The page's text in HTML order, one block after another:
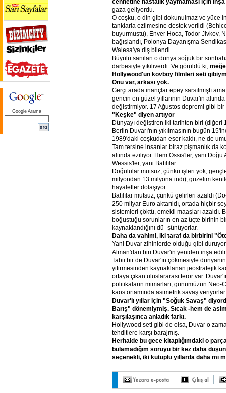
Google Arama
gaza geliyordu.
O coşku, o din gibi dokunulmaz ve yüce
tanklarla ezilmesine destek verildi
buyurmuştu), Enver Hoca, Todor Jivkov,
bağışlandı, Polonya Dayanışma
Walesa'ya diş bilendi.
Büyülü sanılan o dünya soğuk bir
darbesiyle yıkılıverdi. Ve görüldü ki,
Hollywood'un kovboy filmleri seti
Önü var, arkası yok.
Gerçi arada inançlar epey sarsılmıştı
gencin en güzel yıllarının Duvar'ın
değiştirmiyor. 17 Ağustos depremi gibi bir
"Keşke" diyen artıyor
Dünyayı değiştiren iki tarihten biri (diğeri
Berlin Duvarı'nın yıkılmasının bugün
1989'daki coşkudan eser kaldı, ne de
Tam tersine insanlar biraz pişmanlık da
altında eziliyor. Hem Ossis'ler, yani Doğu
Wessis'ler, yani Batılılar.
Doğulular mutsuz; çünkü işleri yok,
milyondan 13 milyona indi), güzelim
hayaletler dolaşıyor.
Batılılar mutsuz; çünkü gelirleri azaldı
250 milyar Euro aktarıldı, ortada hiçbir
sistemleri çöktü, emekli maaşları azaldı.
boğuştuğu sorunların en az üçte birinin
kaynaklandığını dü- şünüyorlar.
Daha da vahimi, iki taraf da birbirini
Yani Duvar zihinlerde olduğu gibi
Alman'dan biri Duvar'ın yeniden inşa
Tabii bir de Duvar'ın çökmesiyle dünyanın
yitirmesinden kaynaklanan jeostratejik
ortaya çıkan uluslararası terör var.
politikaların mimarları, günümüzün Neo-
kaos ortamında asimetrik savaş veriyorlar.
Duvar'lı yıllar için "Soğuk Savaş"
Barış" dönemiymiş. Sıcak -hem de
karşılaşınca anladık farkı.
Hollywood seti gibi de olsa, Duvar o
tehditlere karşı barajmış.
Herhalde bu gece kitaplığımdaki o
bulamadığım soruyu bir kez daha
seçenekli, iki kutuplu yıllarda daha mı